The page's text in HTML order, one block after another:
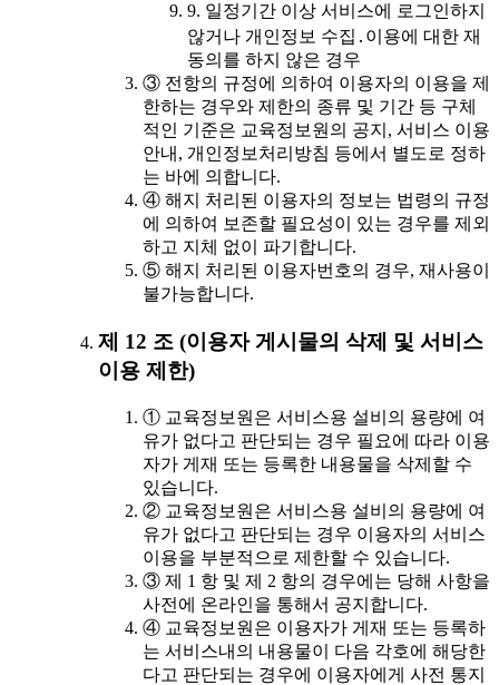
9. 일정기간 이상 서비스에 로그인하지
않거나 개인정보 수집․이용에 대한 재
동의를 하지 않은 경우
③ 전항의 규정에 의하여 이용자의 이용을 제
한하는 경우와 제한의 종류 및 기간 등 구체
적인 기준은 교육정보원의 공지, 서비스 이용
안내, 개인정보처리방침 등에서 별도로 정하
는 바에 의합니다.
④ 해지 처리된 이용자의 정보는 법령의 규정
에 의하여 보존할 필요성이 있는 경우를 제외
하고 지체 없이 파기합니다.
⑤ 해지 처리된 이용자번호의 경우, 재사용이
불가능합니다.
제 12 조 (이용자 게시물의 삭제 및 서비스
이용 제한)
① 교육정보원은 서비스용 설비의 용량에 여
유가 없다고 판단되는 경우 필요에 따라 이용
자가 게재 또는 등록한 내용물을 삭제할 수
있습니다.
② 교육정보원은 서비스용 설비의 용량에 여
유가 없다고 판단되는 경우 이용자의 서비스
이용을 부분적으로 제한할 수 있습니다.
③ 제 1 항 및 제 2 항의 경우에는 당해 사항을
사전에 온라인을 통해서 공지합니다.
④ 교육정보원은 이용자가 게재 또는 등록하
는 서비스내의 내용물이 다음 각호에 해당한
다고 판단되는 경우에 이용자에게 사전 통지